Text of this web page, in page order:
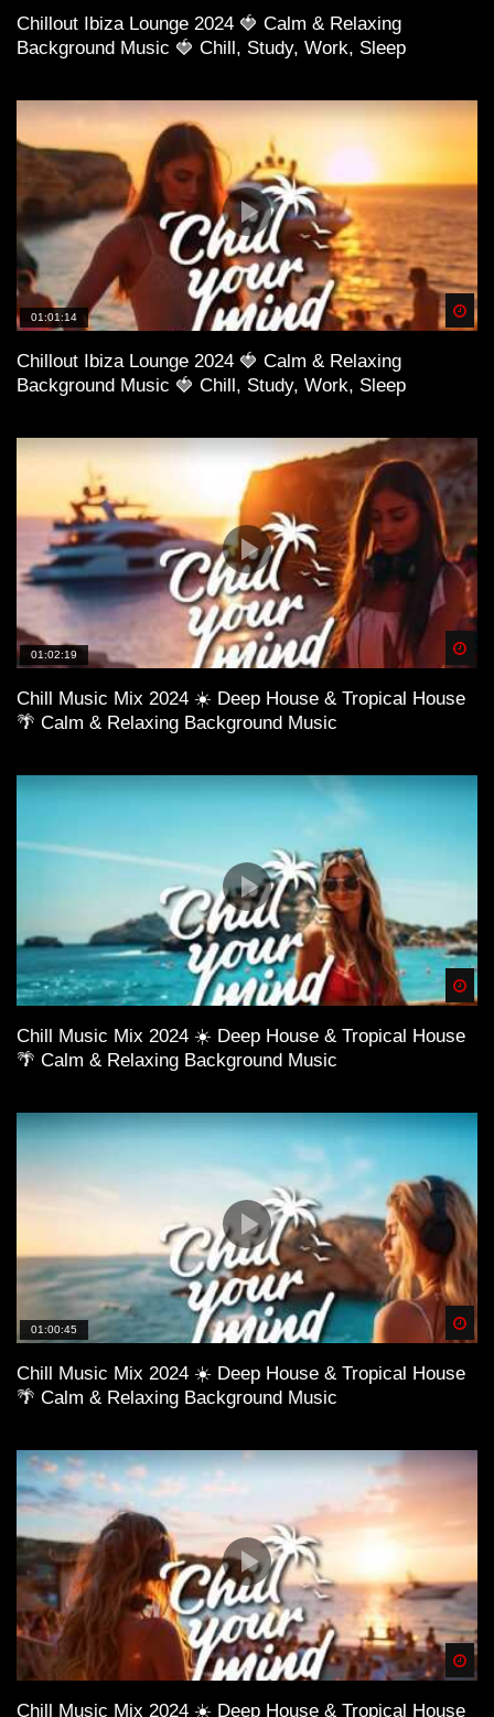
Chillout Ibiza Lounge 2024 🍓 Calm & Relaxing
Background Music 🍓 Chill, Study, Work, Sleep
01:01:14
Chillout Ibiza Lounge 2024 🍓 Calm & Relaxing
Background Music 🍓 Chill, Study, Work, Sleep
01:02:19
Chill Music Mix 2024 ☀️ Deep House & Tropical House
🌴 Calm & Relaxing Background Music
Chill Music Mix 2024 ☀️ Deep House & Tropical House
🌴 Calm & Relaxing Background Music
01:00:45
Chill Music Mix 2024 ☀️ Deep House & Tropical House
🌴 Calm & Relaxing Background Music
Chill Music Mix 2024 ☀️ Deep House & Tropical House